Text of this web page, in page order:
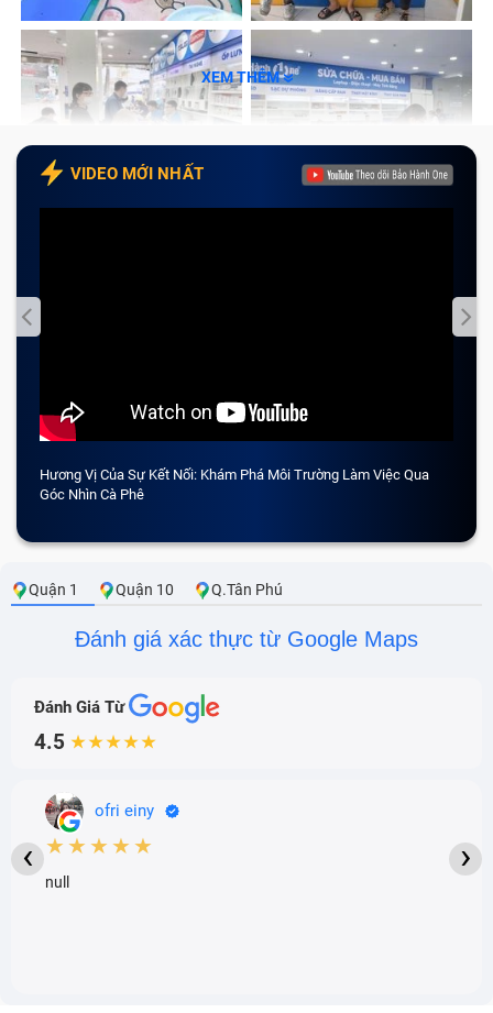
XEM THÊM
VIDEO MỚI NHẤT
Hương Vị Của Sự Kết Nối: Khám Phá Môi Trường Làm Việc Qua
Góc Nhìn Cà Phê
Quận 1 Quận 10 Q.Tân Phú
Đánh giá xác thực từ Google Maps
Đánh Giá Từ
4.5 ★★★★★
ofri einy
★★★★★
null
‹ ›